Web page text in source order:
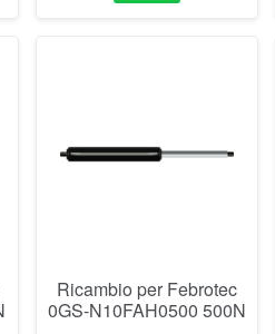
Ricambio per Febrotec
0GS-N10FAH0500 500N